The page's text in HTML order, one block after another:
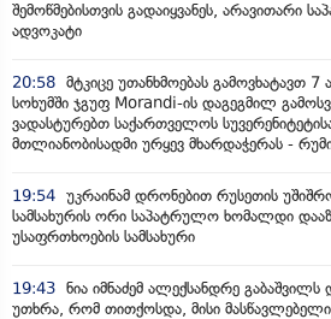
შემოწმებისთვის გადაიყვანეს, არავითარი
ადვოკატი
20:58 მტკიცე უთანხმოებას გამოვხატავთ
სოხუმში ჯგუფ Morandi-ის დაგეგმილ
ვადასტურებთ საქართველოს
მთლიანობისადმი ურყევ მხარდაჭერას -
19:54 უკრაინამ დრონებით რუსეთის
სამსახურის ორი საპატრულო ხომალდი
უსაფრთხოების სამსახური
19:43 ნია იმნაძემ ალექსანდრე
უთხრა, რომ თითქოსდა, მისი მასწავლებელი